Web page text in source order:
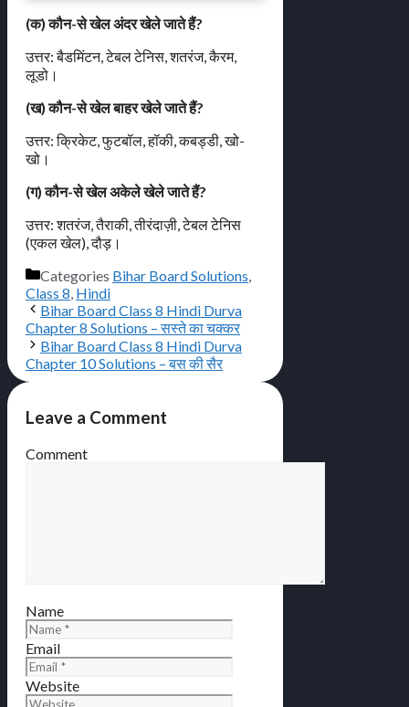
(क) कौन-से खेल अंदर खेले जाते हैं?
उत्तर: बैडमिंटन, टेबल टेनिस, शतरंज, कैरम,
लूडो।
(ख) कौन-से खेल बाहर खेले जाते हैं?
उत्तर: क्रिकेट, फुटबॉल, हॉकी, कबड्डी, खो-
खो।
(ग) कौन-से खेल अकेले खेले जाते हैं?
उत्तर: शतरंज, तैराकी, तीरंदाज़ी, टेबल टेनिस
(एकल खेल), दौड़।
Categories Bihar Board Solutions
Class 8 Hindi
Bihar Board Class 8 Hindi Durva
Chapter 8 Solutions – सस्ते का चक्कर
Bihar Board Class 8 Hindi Durva
Chapter 10 Solutions – बस की सैर
Leave a Comment
Comment
Name
Email
Website